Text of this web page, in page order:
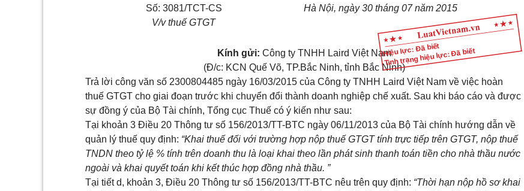
Hiệu lực: Đã biết
Tình trạng hiệu lực: Đã biết
Số: 3081/TCT-CS
V/v thuế GTGT
Hà Nội, ngày 30 tháng 07 năm 2015
Kính gửi: Công ty TNHH Laird Việt Nam
(Đ/c: KCN Quế Võ, TP.Bắc Ninh, tỉnh Bắc Ninh)
Trả lời công văn số 2300804485 ngày 16/03/2015 của Công ty TNHH Laird Việt Nam về việc hoàn
thuế GTGT cho giai đoạn trước khi chuyển đổi thành doanh nghiệp chế xuất. Sau khi báo cáo và được
sự đồng ý của Bộ Tài chính, Tổng cục Thuế có ý kiến như sau:
Tại khoản 3 Điều 20 Thông tư số 156/2013/TT-BTC ngày 06/11/2013 của Bộ Tài chính hướng dẫn về
quản lý thuế quy định: “Khai thuế đối với trường hợp nộp thuế GTGT tính trực tiếp trên GTGT, nộp thuế
TNDN theo tỷ lệ % tính trên doanh thu là loại khai theo lần phát sinh thanh toán tiền cho nhà thầu nước
ngoài và khai quyết toán khi kết thúc hợp đồng nhà thầu. ”
Tại tiết d, khoản 3, Điều 20 Thông tư số 156/2013/TT-BTC nêu trên quy định: “Thời hạn nộp hồ sơ khai